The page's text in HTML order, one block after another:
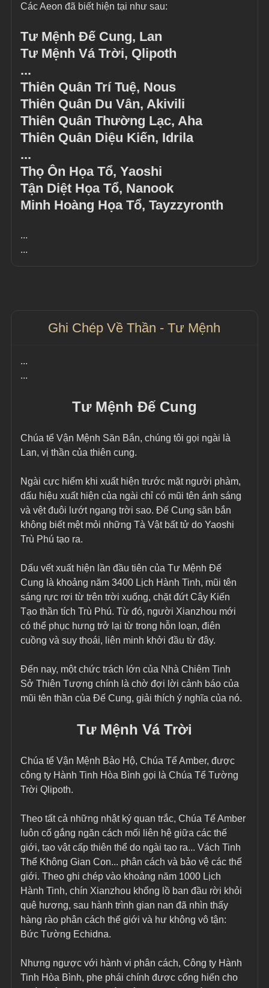
Các Aeon đã biết hiện tại như sau:
Tư Mệnh Đế Cung, Lan
Tư Mệnh Vá Trời, Qlipoth
...
Thiên Quân Trí Tuệ, Nous
Thiên Quân Du Vân, Akivili
Thiên Quân Thường Lạc, Aha
Thiên Quân Diệu Kiến, Idrila
...
Thọ Ôn Họa Tổ, Yaoshi
Tận Diệt Họa Tổ, Nanook
Minh Hoàng Họa Tổ, Tayzzyronth
...
...
Ghi Chép Về Thần - Tư Mệnh
...
...
Tư Mệnh Đế Cung
Chúa tể Vận Mệnh Săn Bắn, chúng tôi gọi ngài là
Lan, vị thần của thiên cung.
Ngài cực hiếm khi xuất hiện trước mặt người phàm,
dấu hiệu xuất hiện của ngài chỉ có mũi tên ánh sáng
và vệt đuôi lướt ngang trời sao. Đế Cung săn bắn
không biết mệt mỏi những Tà Vật bất tử do Yaoshi
Trù Phú tạo ra.
Dấu vết xuất hiện lần đầu tiên của Tư Mệnh Đế
Cung là khoảng năm 3400 Lịch Hành Tinh, mũi tên
sáng rực rơi từ trên trời xuống, chặt đứt Cây Kiến
Tạo thần tích Trù Phú. Từ đó, người Xianzhou mới
có thể phục hưng trở lại từ trong hỗn loạn, điên
cuồng và suy thoái, liên minh khởi đầu từ đây.
Đến nay, một chức trách lớn của Nhà Chiêm Tinh
Sở Thiên Tượng chính là chờ đợi lời cảnh báo của
mũi tên thần của Đế Cung, giải thích ý nghĩa của nó.
Tư Mệnh Vá Trời
Chúa tể Vận Mệnh Bảo Hộ, Chúa Tể Amber, được
công ty Hành Tinh Hòa Bình gọi là Chúa Tể Tường
Trời Qlipoth.
Theo tất cả những nhật ký quan trắc, Chúa Tể Amber
luôn cố gắng ngăn cách mối liên hệ giữa các thế
giới, tạo vật cấp thiên thể do ngài tạo ra... Vách Tinh
Thể Không Gian Con... phân cách và bảo vệ các thế
giới. Theo ghi chép vào khoảng năm 1000 Lịch
Hành Tinh, chín Xianzhou khổng lồ ban đầu rời khỏi
quê hương, sau hành trình gian nan đã nhìn thấy
hàng rào phân cách thế giới và hư không vô tận:
Bức Tường Echidna.
Nhưng ngược với hành vi phân cách, Công ty Hành
Tinh Hòa Bình, phe phái chính được cống hiến cho